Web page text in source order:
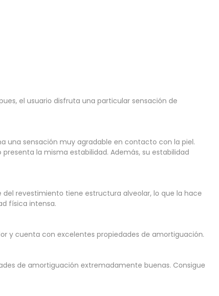
el usuario disfruta una particular sensación de
una sensación muy agradable en contacto con la piel.
la misma estabilidad. Además, su estabilidad
revestimiento tiene estructura alveolar, lo que la hace
física intensa.
y cuenta con excelentes propiedades de amortiguación.
de amortiguación extremadamente buenas. Consigue